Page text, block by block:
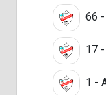
66
17
1 -